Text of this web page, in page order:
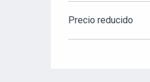
Precio reducido